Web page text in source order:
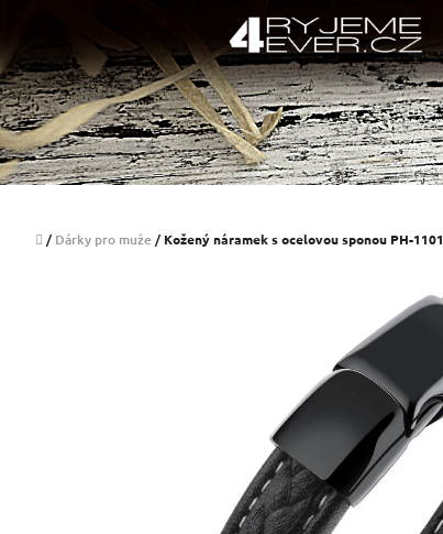
obsah
Domů
/ Dárky pro muže / Kožený náramek s ocelovou sponou PH-1101